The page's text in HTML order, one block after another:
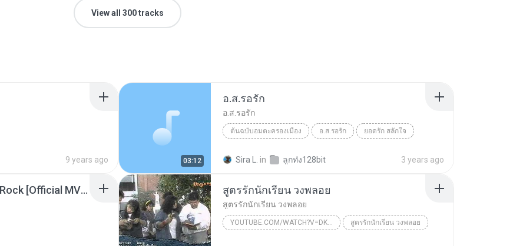
View all 300 tracks
9 years ago 03:12
อ.ส.รอรัก
อ.ส.รอรัก
ต้นฉบับอมตะครองเมือง อ.ส.รอรัก ยอดรัก สลักใจ
Sira L. in ลูกท๋ง128bit 3 years ago
วอนซะแล้ว อัลบั้ม R-วุฑ-Rock [Official MV].mp3 สูตรรักนักเรียน วงพลอย
สูตรรักนักเรียน วงพลอย
YOUTUBE.COM/WATCH?V=DKHIF8ZPYBO สูตรรักนักเรียน วงพลอย